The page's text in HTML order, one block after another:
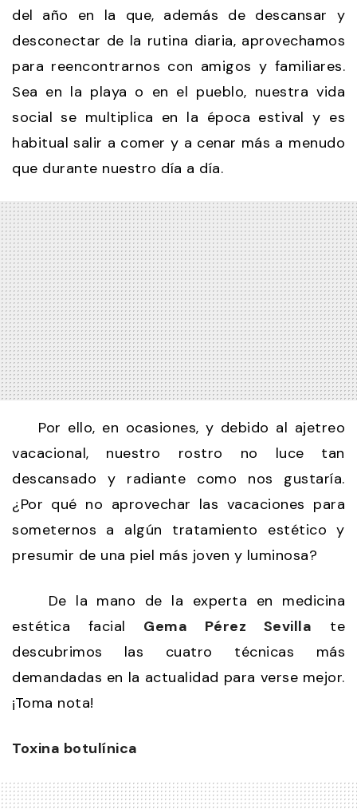
del año en la que, además de descansar y
desconectar de la rutina diaria, aprovechamos
para reencontrarnos con amigos y familiares.
Sea en la playa o en el pueblo, nuestra vida
social se multiplica en la época estival y es
habitual salir a comer y a cenar más a menudo
que durante nuestro día a día.
Por ello, en ocasiones, y debido al ajetreo
vacacional, nuestro rostro no luce tan
descansado y radiante como nos gustaría.
¿Por qué no aprovechar las vacaciones para
someternos a algún tratamiento estético y
presumir de una piel más joven y luminosa?
De la mano de la experta en medicina
estética facial Gema Pérez Sevilla te
descubrimos las cuatro técnicas más
demandadas en la actualidad para verse mejor.
¡Toma nota!
Toxina botulínica